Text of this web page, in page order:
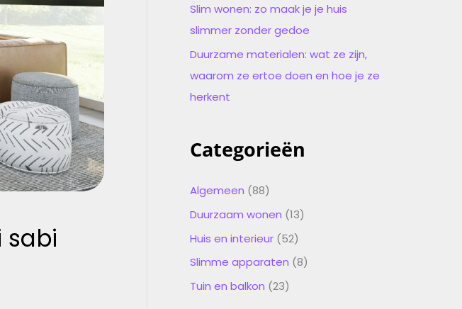
sabi
Slim wonen: zo maak je je huis
slimmer zonder gedoe
Duurzame materialen: wat ze zijn,
waarom ze ertoe doen en hoe je ze
herkent
Categorieën
Algemeen (88)
Duurzaam wonen (13)
Huis en interieur (52)
Slimme apparaten (8)
Tuin en balkon (23)